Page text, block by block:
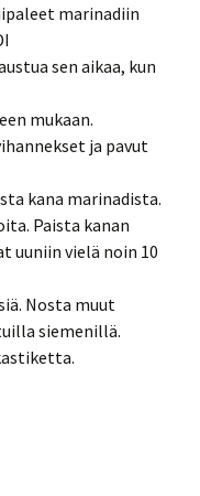
marinadiin
sen aikaa, kun
mukaan.
ja pavut
kana marinadista.
Paista kanan
uuniin vielä noin 10
Nosta muut
siemenillä.